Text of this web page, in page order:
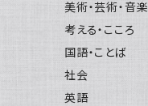
美術・芸術・音楽
考える・こころ
国語・ことば
社会
英語